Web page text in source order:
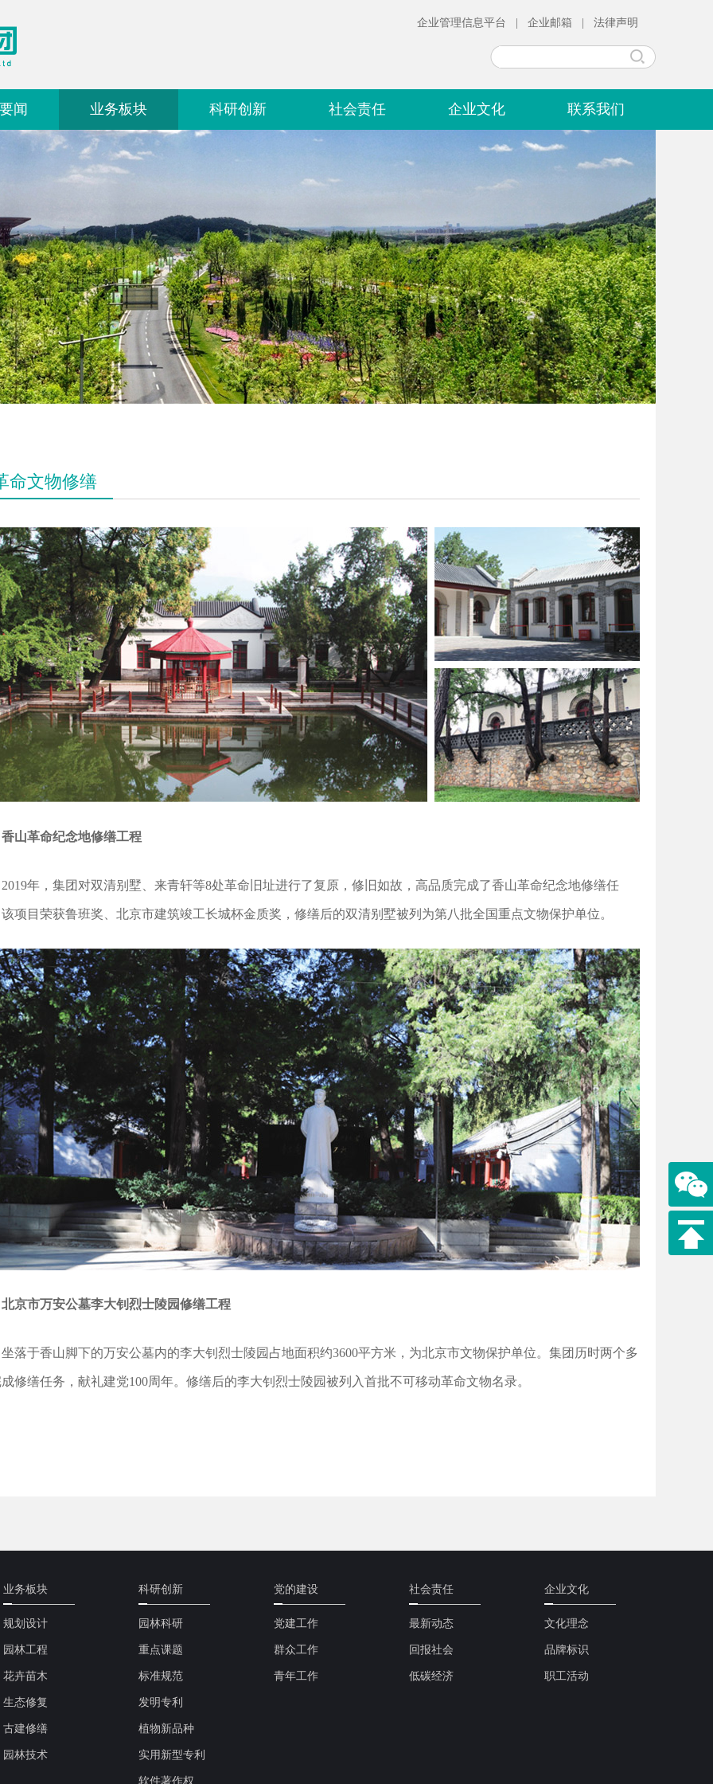
企业管理信息平台 企业邮箱 法律声明
闻 业务板块 科研创新 社会责任 企业文化 联系我们
命文物修缮
香山革命纪念地修缮工程
2019年，集团对双清别墅、来青轩等8处革命旧址进行了复原，修旧如故，高品质完成了香山革命纪念地修缮任
项目荣获鲁班奖、北京市建筑竣工长城杯金质奖，修缮后的双清别墅被列为第八批全国重点文物保护单位。
北京市万安公墓李大钊烈士陵园修缮工程
坐落于香山脚下的万安公墓内的李大钊烈士陵园占地面积约3600平方米，为北京市文物保护单位。集团历时两个多
修缮任务，献礼建党100周年。修缮后的李大钊烈士陵园被列入首批不可移动革命文物名录。
业务板块
规划设计
园林工程
花卉苗木
生态修复
古建修缮
园林技术
科研创新
园林科研
重点课题
标准规范
发明专利
植物新品种
实用新型专利
软件著作权
党的建设
党建工作
群众工作
青年工作
社会责任
最新动态
回报社会
低碳经济
企业文化
文化理念
品牌标识
职工活动